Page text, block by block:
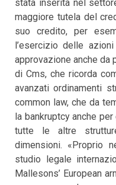
stata inserita nel
maggiore tutela del
suo credito, per
l’esercizio delle
approvazione anche da
di Cms, che ricorda
avanzati ordinamenti
common law, che da
la bankruptcy anche
tutte le altre
dimensioni. «Proprio
studio legale
Mallesons’ European